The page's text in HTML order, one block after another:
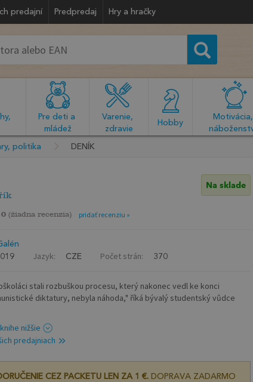
predajní Predpredaj Hry a hračky
Pre deti a
mládež
Varenie,
zdravie
Hobby
Motivácia,
politika DENÍK
Na sklade
0 (žiadna recenzia) pridať recenziu »
Jazyk: CZE Počet strán: 370
stali rozbuškou procesu, který nakonec vedl ke konci
diktatury, nebyla náhoda," říká bývalý studentský vůdce
nižšie
predajniach
CEZ PACKETU LEN ZA 1 €.DOPRAVA ZADARMO